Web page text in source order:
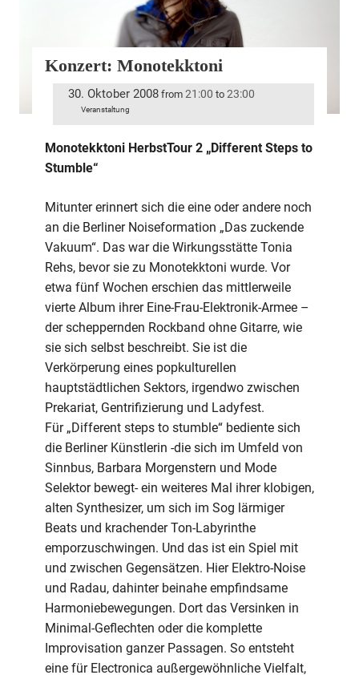
Konzert: Monotekktoni
30. Oktober 2008 from 21:00 to 23:00
Veranstaltung
Monotekktoni HerbstTour 2 „Different Steps to
Stumble“
Mitunter erinnert sich die eine oder andere noch
an die Berliner Noiseformation „Das zuckende
Vakuum“. Das war die Wirkungsstätte Tonia
Rehs, bevor sie zu Monotekktoni wurde. Vor
etwa fünf Wochen erschien das mittlerweile
vierte Album ihrer Eine-Frau-Elektronik-Armee –
der scheppernden Rockband ohne Gitarre, wie
sie sich selbst beschreibt. Sie ist die
Verkörperung eines popkulturellen
hauptstädtlichen Sektors, irgendwo zwischen
Prekariat, Gentrifizierung und Ladyfest.
Für „Different steps to stumble“ bediente sich
die Berliner Künstlerin -die sich im Umfeld von
Sinnbus, Barbara Morgenstern und Mode
Selektor bewegt- ein weiteres Mal ihrer klobigen,
alten Synthesizer, um sich im Sog lärmiger
Beats und krachender Ton-Labyrinthe
emporzuschwingen. Und das ist ein Spiel mit
und zwischen Gegensätzen. Hier Elektro-Noise
und Radau, dahinter beinahe empfindsame
Harmoniebewegungen. Dort das Versinken in
Minimal-Geflechten oder die komplette
Improvisation ganzer Passagen. So entsteht
eine für Electronica außergewöhnliche Vielfalt,